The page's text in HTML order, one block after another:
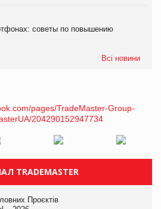
советы по повышению
Всі новини
TRADEMASTER
Проєктів